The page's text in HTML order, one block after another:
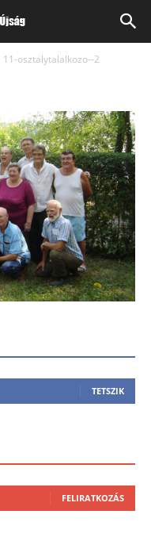
11-osztalytalalkozo--2
TETSZIK
FELIRATKOZÁS